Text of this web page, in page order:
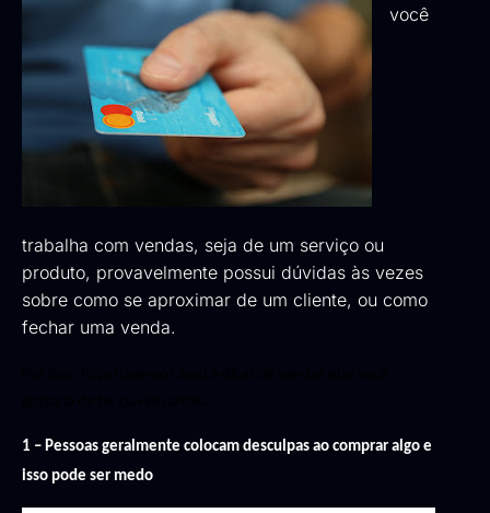
você
trabalha com vendas, seja de um serviço ou
produto, provavelmente possui dúvidas às vezes
sobre como se aproximar de um cliente, ou como
fechar uma venda.
1 – Pessoas geralmente colocam desculpas ao comprar algo e
isso pode ser medo